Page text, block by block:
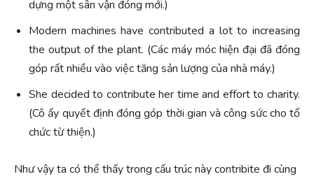
dựng một sân vận đóng mới.)
Modern machines have contributed a lot to increasing
the output of the plant. (Các máy móc hiện đại đã đóng
góp rất nhiều vào việc tăng sản lượng của nhà máy.)
She decided to contribute her time and effort to charity.
(Cô ấy quyết định đóng góp thời gian và công sức cho tổ
chức từ thiện.)
Như vậy ta có thể thấy trong cấu trúc này contribite đi cùng